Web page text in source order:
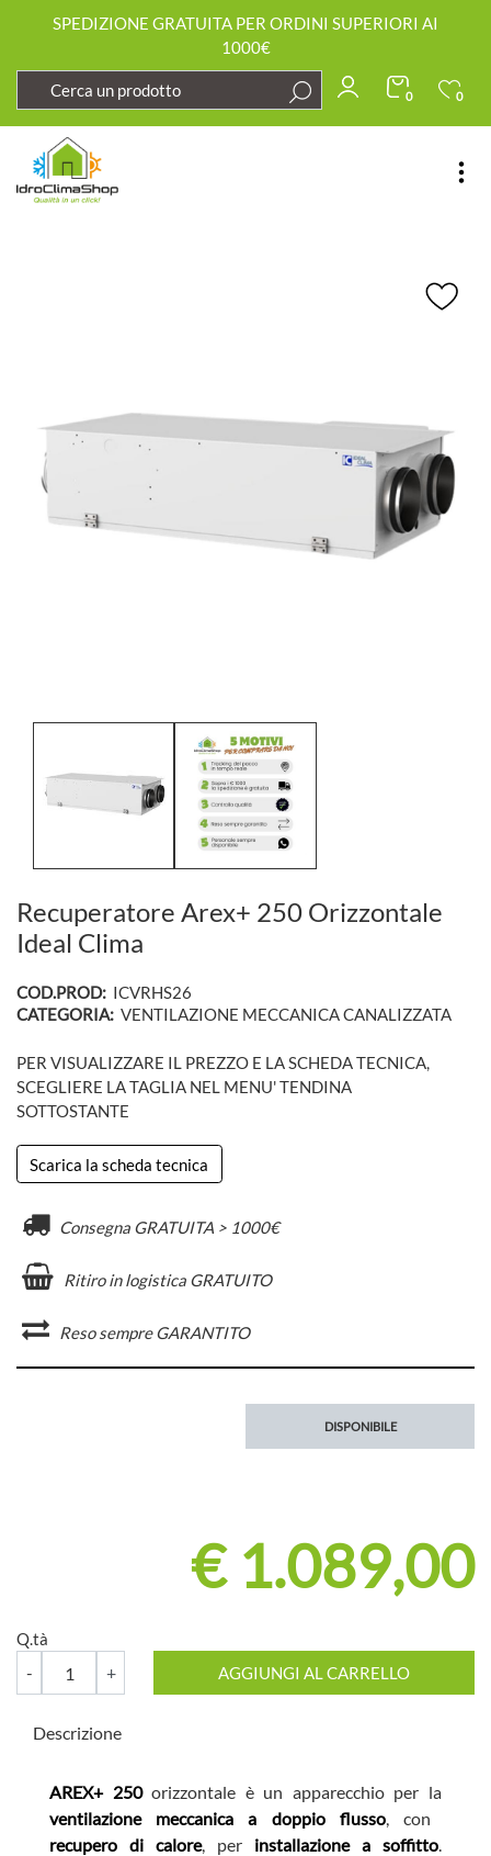
SPEDIZIONE GRATUITA PER ORDINI SUPERIORI AI
1000€
0 0
Recuperatore Arex+ 250 Orizzontale
Ideal Clima
COD.PROD: ICVRHS26
CATEGORIA: VENTILAZIONE MECCANICA CANALIZZATA
PER VISUALIZZARE IL PREZZO E LA SCHEDA TECNICA,
SCEGLIERE LA TAGLIA NEL MENU' TENDINA
SOTTOSTANTE
Scarica la scheda tecnica
Consegna GRATUITA > 1000€
Ritiro in logistica GRATUITO
Reso sempre GARANTITO
DISPONIBILE
€ 1.089,00
Q.tà
AGGIUNGI AL CARRELLO
Descrizione
AREX+ 250orizzontale è un apparecchio per la
ventilazione meccanica a doppio flusso, con
recupero di calore, per installazione a soffitto.